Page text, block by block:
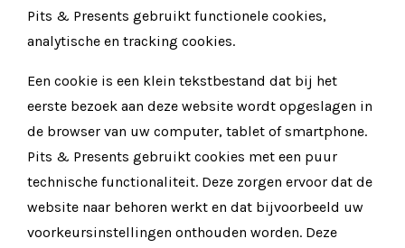
Pits & Presents gebruikt functionele cookies,
analytische en tracking cookies.
Een cookie is een klein tekstbestand dat bij het
eerste bezoek aan deze website wordt opgeslagen in
de browser van uw computer, tablet of smartphone.
Pits & Presents gebruikt cookies met een puur
technische functionaliteit. Deze zorgen ervoor dat de
website naar behoren werkt en dat bijvoorbeeld uw
voorkeursinstellingen onthouden worden. Deze